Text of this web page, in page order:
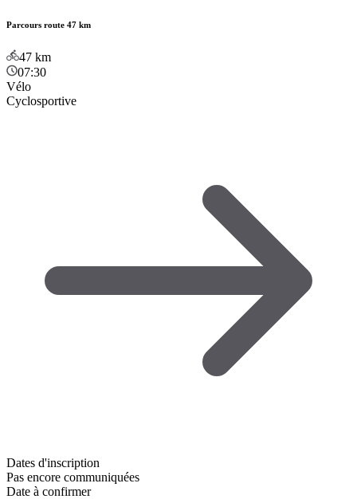
Parcours route 47 km
47 km
07:30
Vélo
Cyclosportive
Dates d'inscription
Pas encore communiquées
Date à confirmer